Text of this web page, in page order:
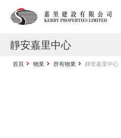
靜安嘉里中心
首頁 物業 所有物業 靜安嘉里中心